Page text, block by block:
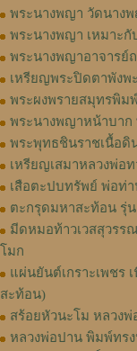
พระนางพญา วัดนางพ
พระนางพญา เหมาะ
พระนางพญาอาจารย์
เหรียญพระปิดตาพังพ
พระผงพรายสมุทรพิ
พระนางพญาหน้าบาก
พระพุทธชินราชเนื้อดิ
เหรียญเสมาหลวงพ่อ
เสือตะปบทรัพย์ พ่อท่
ตะกรุดมหาสะท้อน รุ่
มีดหมอท้าวเวสสุวรร
โมก​
แผ่นยันต์เกราะเพชร
สะท้อน)
สร้อยหัวนะโม หลวงพ่
หลวงพ่อปาน พิมพ์ทร